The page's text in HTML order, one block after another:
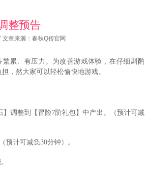
整预告
文章来源：春秋Q传官网
、有压力。为改善游戏体验，在仔细斟酌
，然大家可以轻松愉快地游戏。
调整到【冒险7阶礼包】中产出。（预计可减
计可减负30分钟）。